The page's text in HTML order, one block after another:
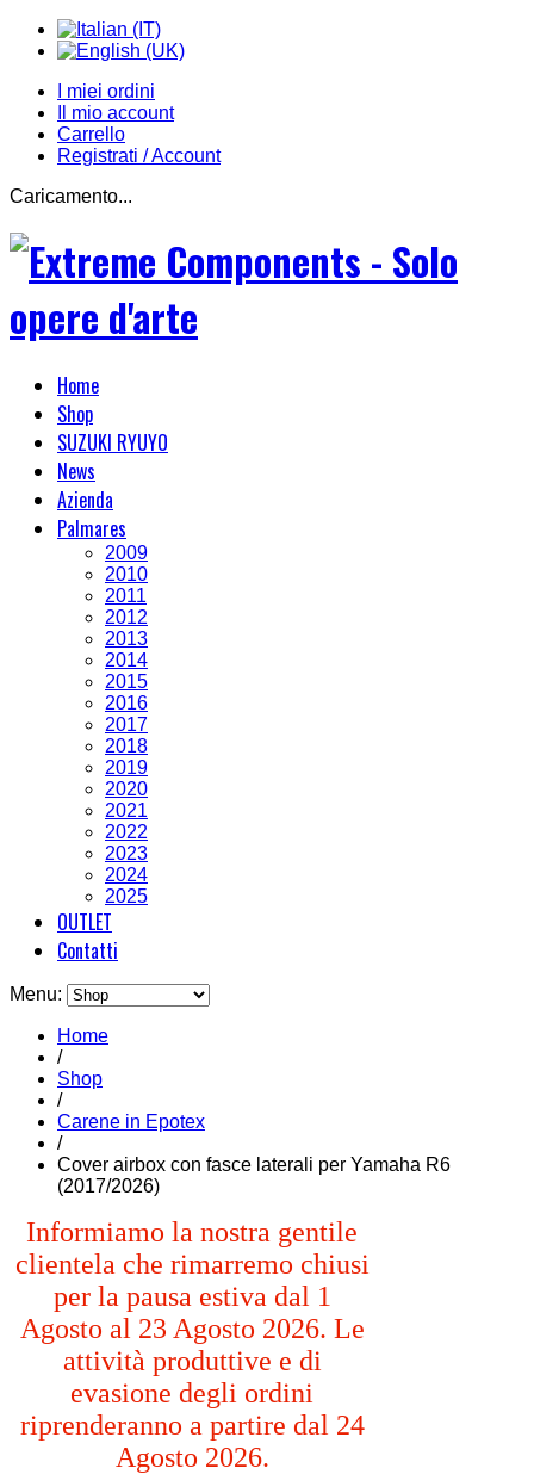
I miei ordini
Il mio account
Carrello
Registrati / Account
Caricamento...
Home
Shop
SUZUKI RYUYO
News
Azienda
Palmares
2009
2010
2011
2012
2013
2014
2015
2016
2017
2018
2019
2020
2021
2022
2023
2024
2025
OUTLET
Contatti
Menu:
Home
/
Shop
/
Carene in Epotex
/
Cover airbox con fasce laterali per Yamaha R6
(2017/2026)
Informiamo la nostra gentile
clientela che rimarremo chiusi
per la pausa estiva dal 1
Agosto al 23 Agosto 2026. Le
attività produttive e di
evasione degli ordini
riprenderanno a partire dal 24
Agosto 2026.